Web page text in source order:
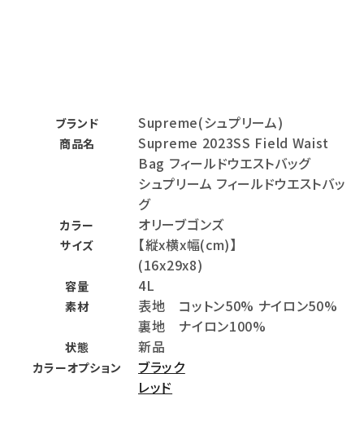
ブランド Supreme(シュプリーム)
商品名
Supreme 2023SS Field Waist
Bag フィールドウエストバッグ
シュプリーム フィールドウエストバッ
グ
カラー オリーブゴンズ
サイズ
【縦x横x幅(cm)】
(16x29x8)
容量 4L
素材
表地 コットン50% ナイロン50%
裏地 ナイロン100%
状態 新品
カラーオプション
ブラック
レッド